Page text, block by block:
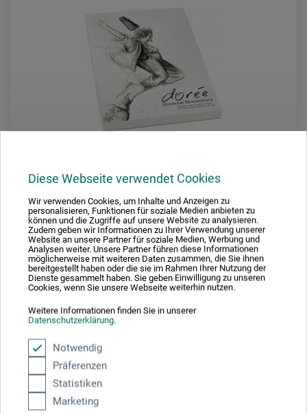
Diese Webseite verwendet Cookies
Wir verwenden Cookies, um Inhalte und Anzeigen zu
personalisieren, Funktionen für soziale Medien anbieten zu
können und die Zugriffe auf unsere Website zu analysieren.
Zudem geben wir Informationen zu Ihrer Verwendung unserer
Website an unsere Partner für soziale Medien, Werbung und
Analysen weiter. Unsere Partner führen diese Informationen
möglicherweise mit weiteren Daten zusammen, die Sie ihnen
bereitgestellt haben oder die sie im Rahmen Ihrer Nutzung der
Dienste gesammelt haben. Sie geben Einwilligung zu unseren
Cookies, wenn Sie unsere Webseite weiterhin nutzen.
Weitere Informationen finden Sie in unserer
Datenschutzerklärung.
Notwendig
Präferenzen
Statistiken
Marketing
dorée V120
Universal-skitseblok
78,00
plus forsendelse